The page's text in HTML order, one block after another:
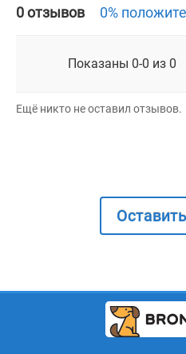
0 отзывов 0%
Показаны 0-0 из 0
Ещё никто не оставил отзывов.